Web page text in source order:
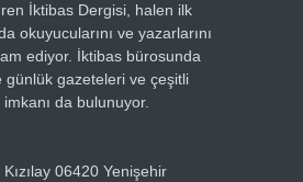
İktibas Dergisi, halen ilk
okuyucularını ve yazarlarını
ediyor. İktibas bürosunda
günlük gazeteleri ve çeşitli
da bulunuyor.
06420 Yenişehir